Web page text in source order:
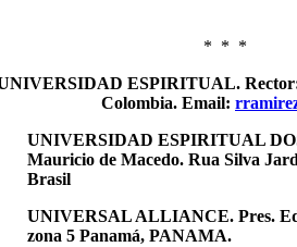
* * *
ESPIRITUAL.
Colombia. Email:
UNIVERSIDAD ESPIRITUAL
Mauricio de Macedo. Rua Silva
Brasil
UNIVERSAL ALLIANCE. Pres.
zona 5 Panamá, PANAMA.